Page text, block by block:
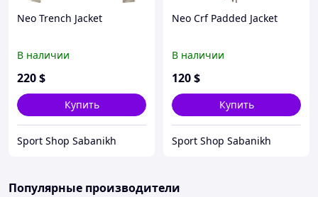
Neo Trench Jacket
В наличии
220$
Купить
Sport Shop Sabanikh
Neo Crf Padded Jacket
В наличии
120$
Купить
Sport Shop Sabanikh
Популярные производители